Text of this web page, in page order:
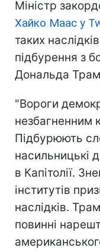
Міністр
Хайко Маас у
таких
підбурення з
Дональда
"Вороги
незбагненним
Підбурюють
насильницькі
в Капітолії.
інститутів
наслідків.
повинні